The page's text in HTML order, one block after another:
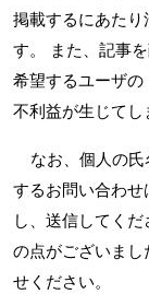
掲載するにあたり
す。 また、記事
希望するユーザ
不利益が生じてし
なお、個人の
するお問い合わせ
し、送信してく
の点がございまし
せください。